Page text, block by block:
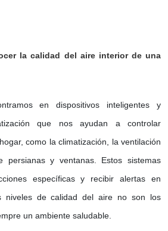
la calidad del aire interior de una
en dispositivos inteligentes y
que nos ayudan a controlar
como la climatización, la ventilación
persianas y ventanas. Estos sistemas
específicas y recibir alertas en
niveles de calidad del aire no son los
un ambiente saludable.